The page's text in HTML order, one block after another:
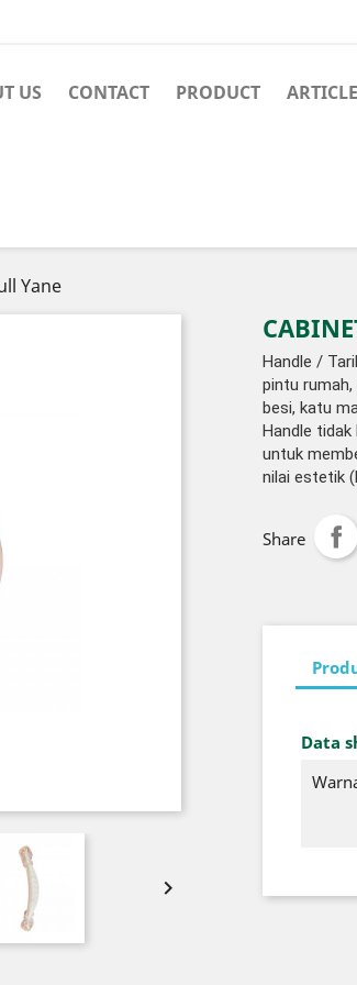
US CONTACT PRODUCT ARTICLE
Yane

Handle /
pintu
besi, katu
Handle
untuk
nilai estetik
Share
Data